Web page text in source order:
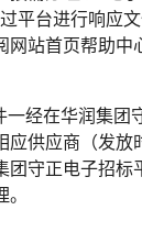
平台进行响应
站首页帮助中
经在华润集团
应供应商（发放
团守正电子招标